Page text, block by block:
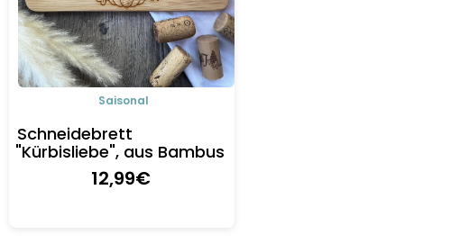
Saisonal
Schneidebrett
"Kürbisliebe", aus Bambus
12,99€